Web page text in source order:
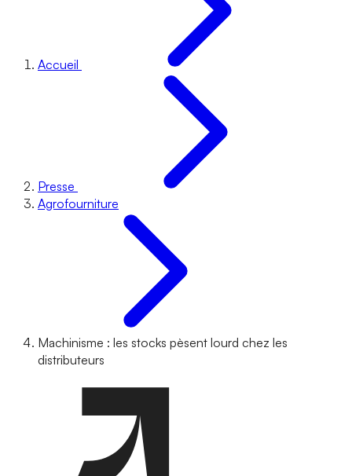
Accueil
Presse
Agrofourniture
Machinisme : les stocks pèsent lourd chez les
distributeurs